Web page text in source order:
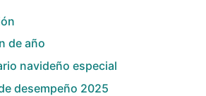
de año
navideño especial
desempeño 2025